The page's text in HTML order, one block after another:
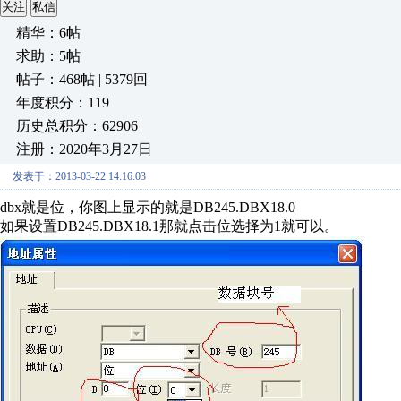
关注 私信
精华：6帖
求助：5帖
帖子：468帖 | 5379回
年度积分：119
历史总积分：62906
注册：2020年3月27日
发表于：2013-03-22 14:16:03
dbx就是位，你图上显示的就是DB245.DBX18.0
如果设置DB245.DBX18.1那就点击位选择为1就可以。